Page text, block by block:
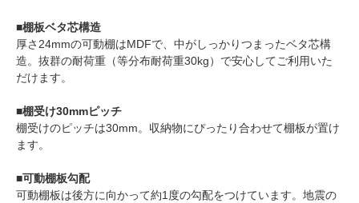
■棚板ベタ芯構造
厚さ24mmの可動棚はMDFで、中がしっかりつまったベタ芯構
造。抜群の耐荷重（等分布耐荷重30kg）で安心してご利用いた
だけます。
■棚受け30mmピッチ
棚受けのピッチは30mm。収納物にぴったり合わせて棚板が置け
ます。
■可動棚板勾配
可動棚板は後方に向かって約1度の勾配をつけています。地震の